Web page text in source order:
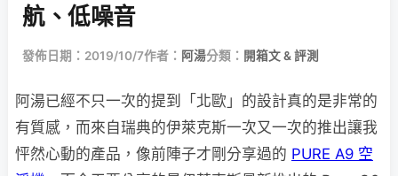
航、低噪音
發佈日期：2019/10/7作者： 阿湯分類： 開箱文 & 評測
阿湯已經不只一次的提到「北歐」的設計真的是非常的
有質感，而來自瑞典的伊萊克斯一次又一次的推出讓我
怦然心動的產品，像前陣子才剛分享過的 PURE A9 空